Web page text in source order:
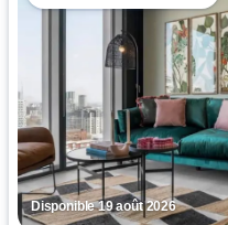
Disponible 19 août 2026